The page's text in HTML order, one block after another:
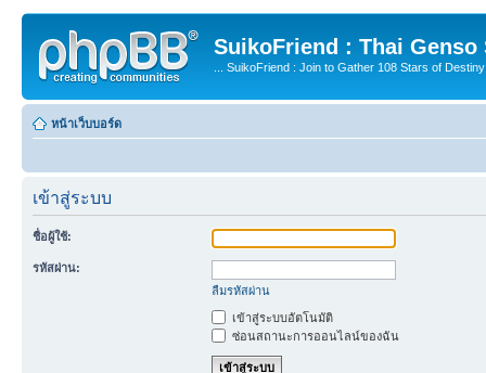
SuikoFriend : Thai Genso
... SuikoFriend : Join to Gather 108 Stars of
หน้าเว็บบอร์ด
เข้าสู่ระบบ
ชื่อผู้ใช้:
รหัสผ่าน:
ลืมรหัสผ่าน
เข้าสู่ระบบอัตโนมัติ
ซ่อนสถานะการออนไลน์ของฉัน